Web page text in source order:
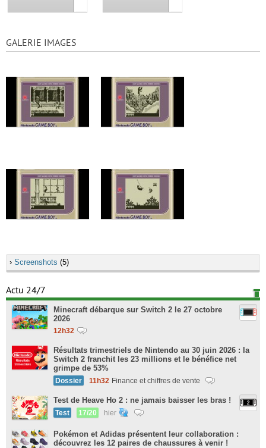
GALERIE IMAGES
› Screenshots (5)
Actu 24/7
Minecraft débarque sur Switch 2 le 27 octobre
2026
12h32
Résultats trimestriels de Nintendo au 30 juin 2026 : la
Switch 2 franchit les 23 millions et le bénéfice net
grimpe de 53%
Dossier 11h32 Finance et chiffres de vente
Test de Heave Ho 2 : ne jamais baisser les bras !
Test 17/20 hier
Pokémon et Adidas présentent leur collaboration :
découvrez les 12 paires de chaussures à venir !